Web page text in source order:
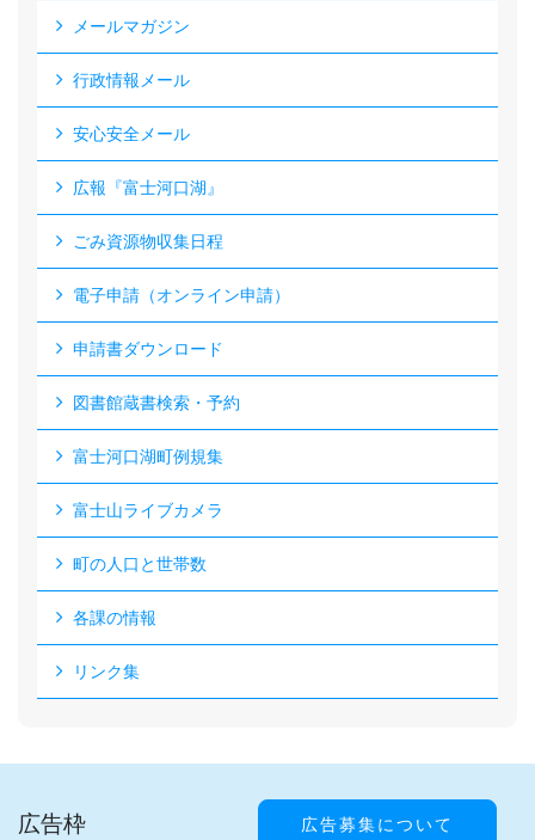
メールマガジン
行政情報メール
安心安全メール
広報『富士河口湖』
ごみ資源物収集日程
電子申請（オンライン申請）
申請書ダウンロード
図書館蔵書検索・予約
富士河口湖町例規集
富士山ライブカメラ
町の人口と世帯数
各課の情報
リンク集
広告枠 広告募集について